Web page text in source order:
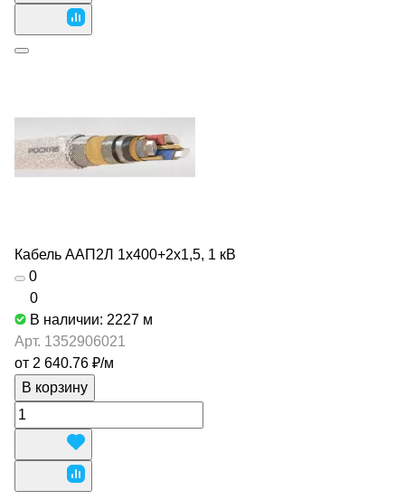
Кабель ААП2Л 1х400+2х1,5, 1 кВ
0
0
В наличии: 2227 м
Арт. 1352906021
от 2 640.76 ₽/м
В корзину